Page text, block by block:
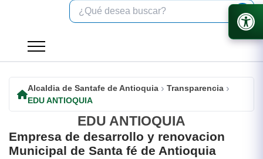
Alcaldia de Santafe de Antioquia
Transparencia
EDU ANTIOQUIA
EDU ANTIOQUIA
Empresa de desarrollo y renovacion
Municipal de Santa fé de Antioquia